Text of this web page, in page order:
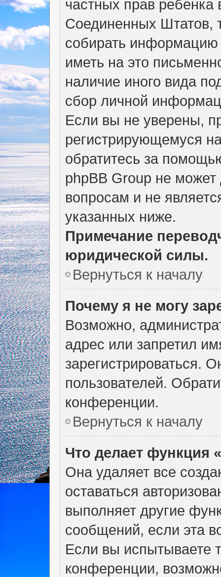
частных прав ребенка
Соединенных Штатов,
собирать информацию
иметь на это
наличие иного вида
сбор личной
Если вы не уверены,
регистрирующемуся
обратитесь за
phpBB Group не
вопросам и не
указанных ниже.
Примечание
юридической силы.
Вернуться к началу
Почему я не могу
Возможно,
адрес или запретил
зарегистрироваться.
пользователей.
конференции.
Вернуться к началу
Что делает функция
Она удаляет все
оставаться
выполняет другие
сообщений, если эта
Если вы испытываете
конференции,